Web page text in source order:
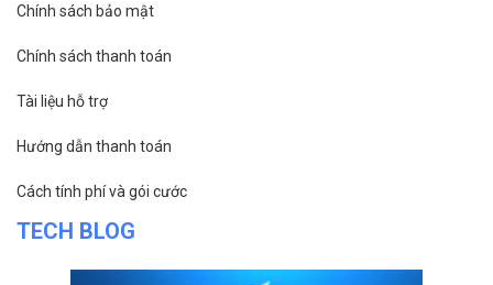
Chính sách bảo mật
Chính sách thanh toán
Tài liệu hỗ trợ
Hướng dẫn thanh toán
Cách tính phí và gói cước
TECH BLOG